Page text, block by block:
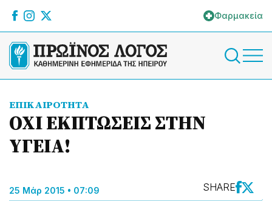
Φαρμακεία
ΕΠΙΚΑΙΡΟΤΗΤΑ
ΟΧΙ ΕΚΠΤΩΣΕΙΣ ΣΤΗΝ
ΥΓΕΙΑ!
25 Μάρ 2015 • 07:09 SHARE